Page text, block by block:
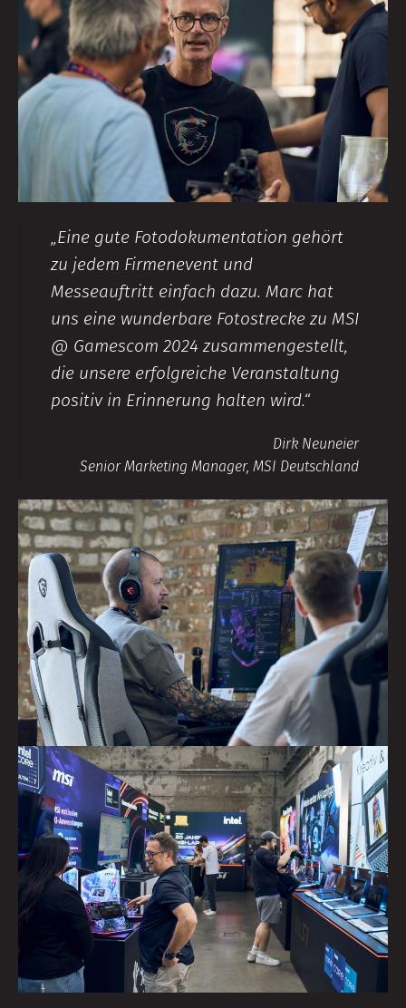
„Eine gute Fotodokumentation gehört
zu jedem Firmenevent und
Messeauftritt einfach dazu. Marc hat
uns eine wunderbare Fotostrecke zu MSI
@ Gamescom 2024 zusammengestellt,
die unsere erfolgreiche Veranstaltung
positiv in Erinnerung halten wird.“
Dirk Neuneier
Senior Marketing Manager, MSI Deutschland